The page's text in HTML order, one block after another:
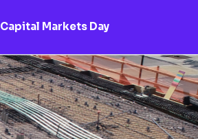
Capital Markets Day